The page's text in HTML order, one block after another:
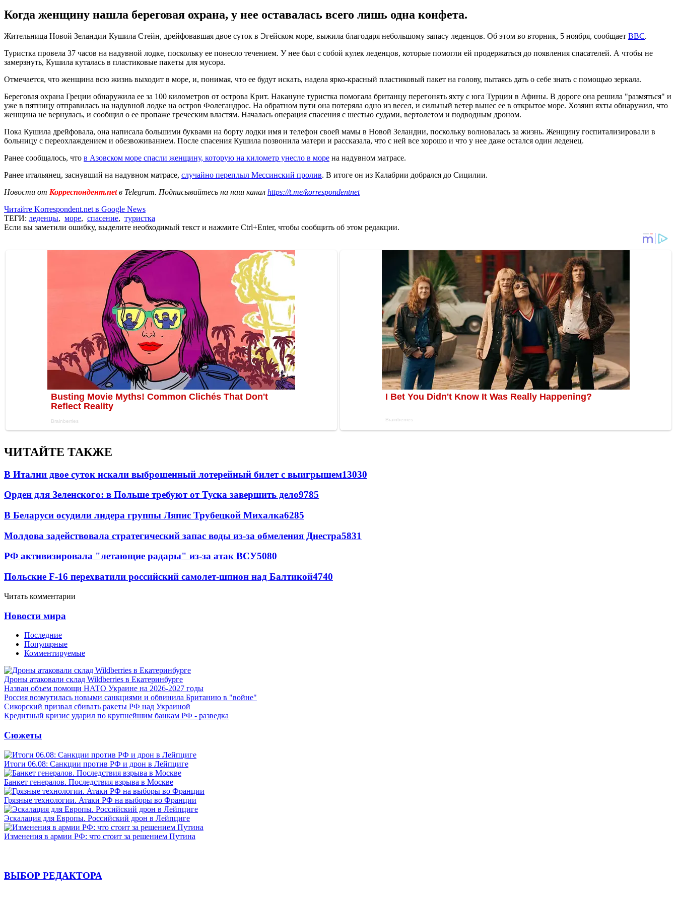
Когда женщину нашла береговая охрана, у нее оставалась всего лишь одна конфета.
Жительница Новой Зеландии Кушила Стейн, дрейфовавшая двое суток в Эгейском море, выжила благодаря небольшому запасу леденцов. Об этом во вторник, 5 ноября, сообщает ВВС.
Туристка провела 37 часов на надувной лодке, поскольку ее понесло течением. У нее был с собой кулек леденцов, которые помогли ей продержаться до появления спасателей. А чтобы не
замерзнуть, Кушила куталась в пластиковые пакеты для мусора.
Отмечается, что женщина всю жизнь выходит в море, и, понимая, что ее будут искать, надела ярко-красный пластиковый пакет на голову, пытаясь дать о себе знать с помощью зеркала.
Береговая охрана Греции обнаружила ее за 100 километров от острова Крит. Накануне туристка помогала британцу перегонять яхту с юга Турции в Афины. В дороге она решила "размяться" и
уже в пятницу отправилась на надувной лодке на остров Фолегандрос. На обратном пути она потеряла одно из весел, и сильный ветер вынес ее в открытое море. Хозяин яхты обнаружил, что
женщина не вернулась, и сообщил о ее пропаже греческим властям. Началась операция спасения с шестью судами, вертолетом и подводным дроном.
Пока Кушила дрейфовала, она написала большими буквами на борту лодки имя и телефон своей мамы в Новой Зеландии, поскольку волновалась за жизнь. Женщину госпитализировали в
больницу с переохлаждением и обезвоживанием. После спасения Кушила позвонила матери и рассказала, что с ней все хорошо и что у нее даже остался один леденец.
Ранее сообщалось, что в Азовском море спасли женщину, которую на километр унесло в море на надувном матрасе.
Ранее итальянец, заснувший на надувном матрасе, случайно переплыл Мессинский пролив. В итоге он из Калабрии добрался до Сицилии.
Новости от Корреспондент.netв Telegram. Подписывайтесь на наш канал https://t.me/korrespondentnet
Читайте Korrespondent.net в Google News
ТЕГИ: леденцы, море, спасение, туристка
Если вы заметили ошибку, выделите необходимый текст и нажмите Ctrl+Enter, чтобы сообщить об этом редакции.
ЧИТАЙТЕ ТАКЖЕ
В Италии двое суток искали выброшенный лотерейный билет с выигрышем13030
Орден для Зеленского: в Польше требуют от Туска завершить дело9785
В Беларуси осудили лидера группы Ляпис Трубецкой Михалка6285
Молдова задействовала стратегический запас воды из-за обмеления Днестра5831
РФ активизировала "летающие радары" из-за атак ВСУ5080
Польские F-16 перехватили российский самолет-шпион над Балтикой4740
Читать комментарии
Новости мира
Последние
Популярные
Комментируемые
Дроны атаковали склад Wildberries в Екатеринбурге
Назван объем помощи НАТО Украине на 2026-2027 годы
Россия возмутилась новыми санкциями и обвинила Британию в "войне"
Сикорский призвал сбивать ракеты РФ над Украиной
Кредитный кризис ударил по крупнейшим банкам РФ - разведка
Сюжеты
Итоги 06.08: Санкции против РФ и дрон в Лейпциге
Банкет генералов. Последствия взрыва в Москве
Грязные технологии. Атаки РФ на выборы во Франции
Эскалация для Европы. Российский дрон в Лейпциге
Изменения в армии РФ: что стоит за решением Путина
ВЫБОР РЕДАКТОРА